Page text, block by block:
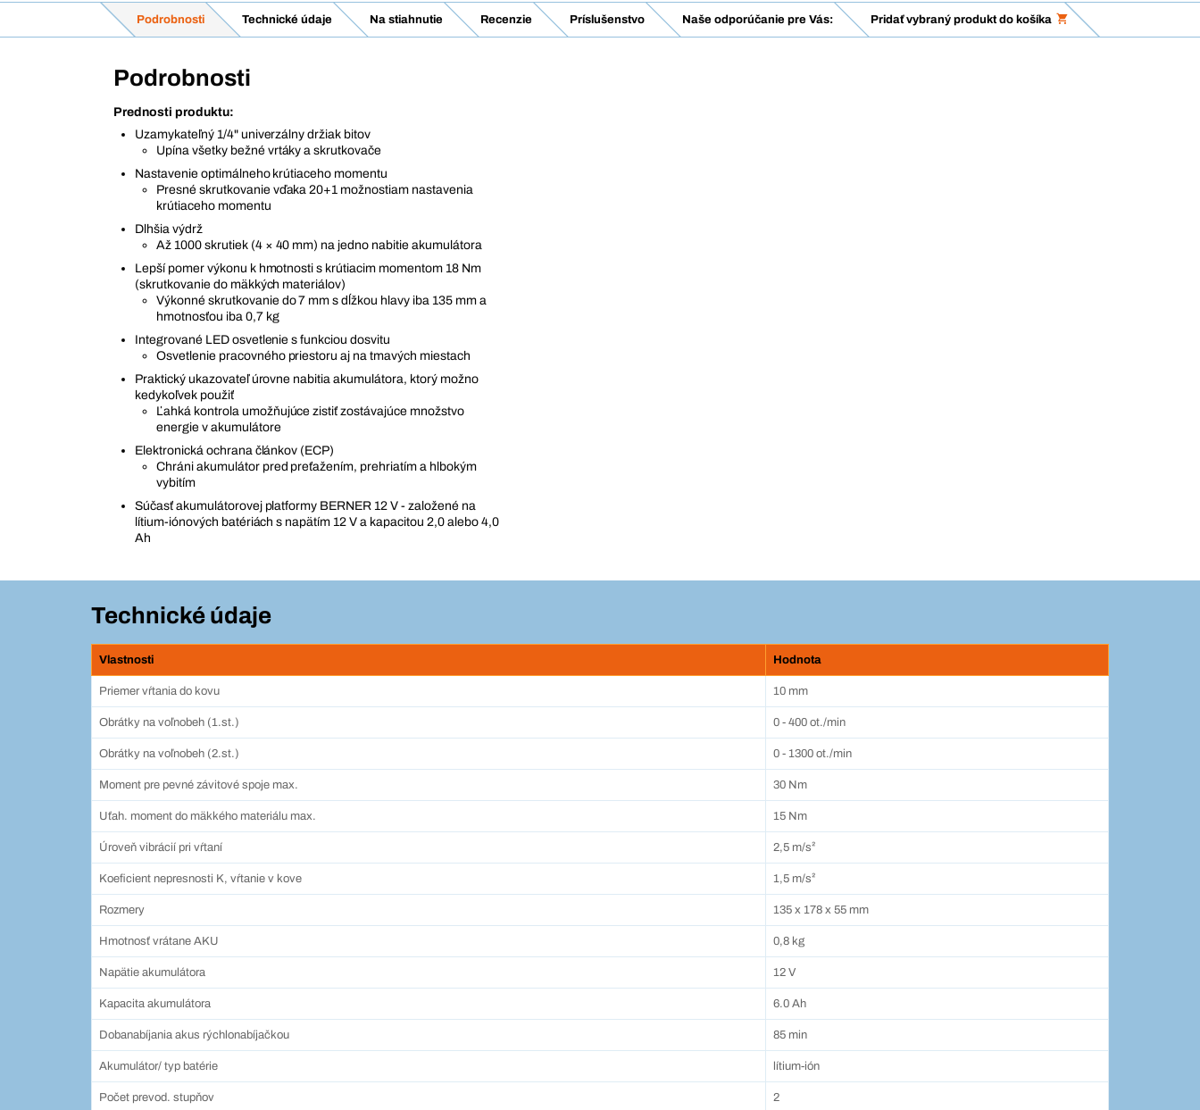
Podrobnosti Technické údaje Na stiahnutie Recenzie Príslušenstvo Naše odporúčanie pre Vás: Pridať vybraný produkt do košíka
Podrobnosti
Prednosti produktu:
Uzamykateľný 1/4" univerzálny držiak bitov
Upína všetky bežné vrtáky a skrutkovače
Nastavenie optimálneho krútiaceho momentu
Presné skrutkovanie vďaka 20+1 možnostiam nastavenia
krútiaceho momentu
Dlhšia výdrž
Až 1000 skrutiek (4 × 40 mm) na jedno nabitie akumulátora
Lepší pomer výkonu k hmotnosti s krútiacim momentom 18 Nm
(skrutkovanie do mäkkých materiálov)
Výkonné skrutkovanie do 7 mm s dĺžkou hlavy iba 135 mm a
hmotnosťou iba 0,7 kg
Integrované LED osvetlenie s funkciou dosvitu
Osvetlenie pracovného priestoru aj na tmavých miestach
Praktický ukazovateľ úrovne nabitia akumulátora, ktorý možno
kedykoľvek použiť
Ľahká kontrola umožňujúce zistiť zostávajúce množstvo
energie v akumulátore
Elektronická ochrana článkov (ECP)
Chráni akumulátor pred preťažením, prehriatím a hlbokým
vybitím
Súčasť akumulátorovej platformy BERNER 12 V - založené na
lítium-iónových batériách s napätím 12 V a kapacitou 2,0 alebo 4,0
Ah
Technické údaje
Vlastnosti Hodnota
Priemer vŕtania do kovu 10 mm
Obrátky na voľnobeh (1.st.) 0 - 400 ot./min
Obrátky na voľnobeh (2.st.) 0 - 1300 ot./min
Moment pre pevné závitové spoje max. 30 Nm
Uťah. moment do mäkkého materiálu max. 15 Nm
Úroveň vibrácií pri vŕtaní 2,5 m/s²
Koeficient nepresnosti K, vŕtanie v kove 1,5 m/s²
Rozmery 135 x 178 x 55 mm
Hmotnosť vrátane AKU 0,8 kg
Napätie akumulátora 12 V
Kapacita akumulátora 6.0 Ah
Dobanabíjania akus rýchlonabíjačkou 85 min
Akumulátor/ typ batérie lítium-ión
Počet prevod. stupňov 2